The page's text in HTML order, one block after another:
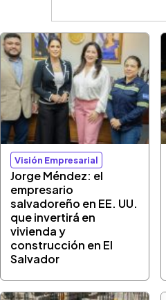
Visión Empresarial
Jorge Méndez: el
empresario
salvadoreño en EE. UU.
que invertirá en
vivienda y
construcción en El
Salvador